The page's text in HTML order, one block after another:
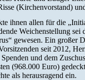
(Kirchenvorstand)
ihnen allen für die
Weichenstellung sei
gewesen. Ein großer
seit 2012,
und dem
(968.000 Euro)
als herausragend ein.